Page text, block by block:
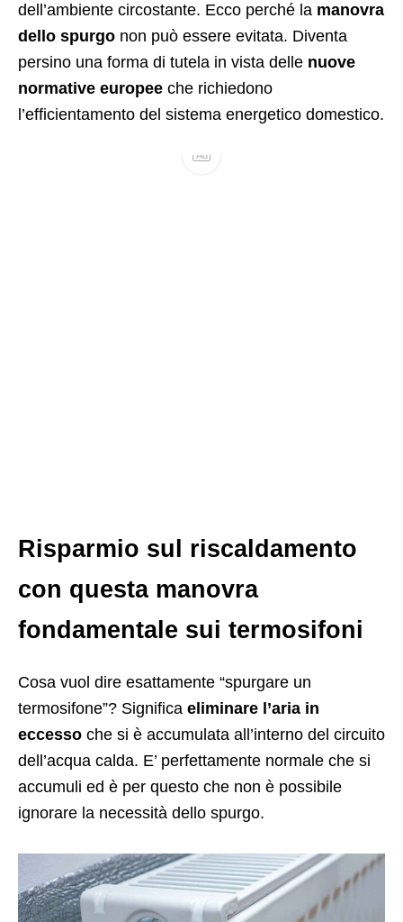
dell’ambiente circostante. Ecco perché la manovra
dello spurgo non può essere evitata. Diventa
persino una forma di tutela in vista delle nuove
normative europee che richiedono
l’efficientamento del sistema energetico domestico.
Ad
Risparmio sul riscaldamento
con questa manovra
fondamentale sui termosifoni
Cosa vuol dire esattamente “spurgare un
termosifone”? Significa eliminare l’aria in
eccesso che si è accumulata all’interno del circuito
dell’acqua calda. E’ perfettamente normale che si
accumuli ed è per questo che non è possibile
ignorare la necessità dello spurgo.